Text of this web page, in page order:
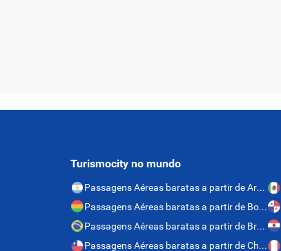
Turismocity no mundo
Passagens Aéreas baratas a partir de Argentina
Passagens Aéreas baratas a partir de Bolívia
Passagens Aéreas baratas a partir de Brasil
Passagens Aéreas baratas a partir de Chile